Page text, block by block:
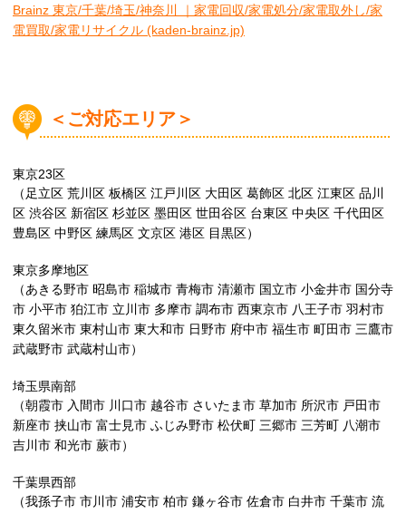
Brainz 東京/千葉/埼玉/神奈川 ｜家電回収/家電処分/家電取外し/家
電買取/家電リサイクル (kaden-brainz.jp)
＜ご対応エリア＞
東京23区
（足立区 荒川区 板橋区 江戸川区 大田区 葛飾区 北区 江東区 品川
区 渋谷区 新宿区 杉並区 墨田区 世田谷区 台東区 中央区 千代田区
豊島区 中野区 練馬区 文京区 港区 目黒区）
東京多摩地区
（あきる野市 昭島市 稲城市 青梅市 清瀬市 国立市 小金井市 国分寺
市 小平市 狛江市 立川市 多摩市 調布市 西東京市 八王子市 羽村市
東久留米市 東村山市 東大和市 日野市 府中市 福生市 町田市 三鷹市
武蔵野市 武蔵村山市）
埼玉県南部
（朝霞市 入間市 川口市 越谷市 さいたま市 草加市 所沢市 戸田市
新座市 挟山市 富士見市 ふじみ野市 松伏町 三郷市 三芳町 八潮市
吉川市 和光市 蕨市）
千葉県西部
（我孫子市 市川市 浦安市 柏市 鎌ヶ谷市 佐倉市 白井市 千葉市 流